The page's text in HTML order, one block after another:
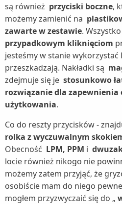
są również przyciski boczne,
możemy zamienić na
zawarte w zestawie.
przypadkowym kliknięciom
jesteśmy w stanie
przeszkadzają. Nakładki są
zdejmuje się je stosunkowo
rozwiązanie dla
użytkowania.
Co do reszty przycisków -
rolka z wyczuwalnym
Obecność LPM, PPM i
locie również nikogo nie
możemy zatem przyjąć, że
osobiście mam do niego
mogłem przyzwyczaić się do „